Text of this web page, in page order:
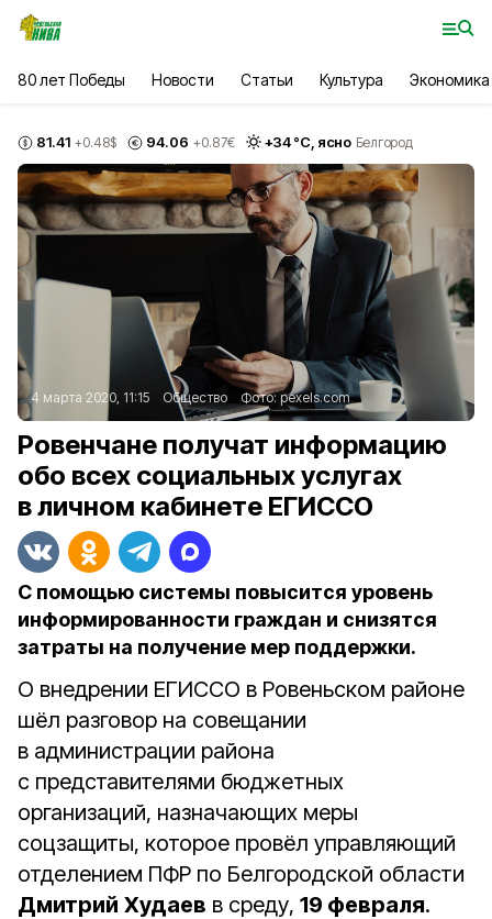
80 лет Победы Новости Статьи Культура Экономика
81.41 +0.48$ 94.06 +0.87€ +34°С, ясно Белгород
4 марта 2020, 11:15 Общество Фото:pexels.com
Ровенчане получат информацию
обо всех социальных услугах
в личном кабинете ЕГИССО
С помощью системы повысится уровень
информированности граждан и снизятся
затраты на получение мер поддержки.
О внедрении ЕГИССО в Ровеньском районе
шёл разговор на совещании
в администрации района
с представителями бюджетных
организаций, назначающих меры
соцзащиты, которое провёл управляющий
отделением ПФР по Белгородской области
Дмитрий Худаев в среду, 19 февраля.